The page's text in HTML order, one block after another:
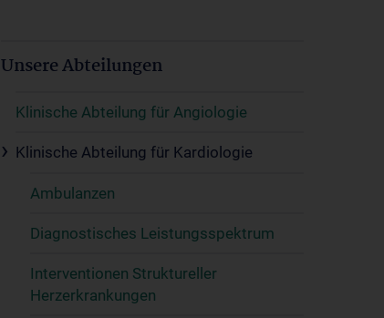
Unsere Abteilungen
Klinische Abteilung für Angiologie
Klinische Abteilung für Kardiologie
Ambulanzen
Diagnostisches Leistungsspektrum
Interventionen Struktureller
Herzerkrankungen